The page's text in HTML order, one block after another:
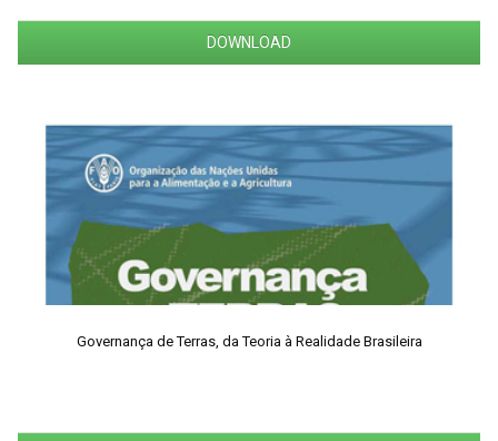
DOWNLOAD
Governança de Terras, da Teoria à Realidade Brasileira